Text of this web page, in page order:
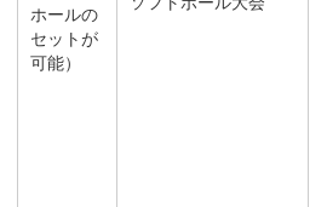
ホールの
セットが
可能）